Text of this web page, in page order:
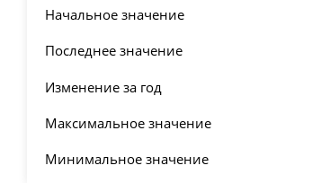
Начальное значение
Последнее значение
Изменение за год
Максимальное значение
Минимальное значение